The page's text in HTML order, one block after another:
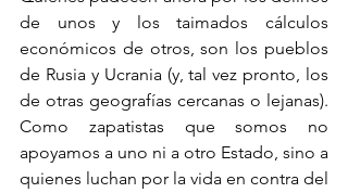
de unos y los taimados cálculos
económicos de otros, son los pueblos
de Rusia y Ucrania (y, tal vez pronto, los
de otras geografías cercanas o lejanas).
Como zapatistas que somos no
apoyamos a uno ni a otro Estado, sino a
quienes luchan por la vida en contra del